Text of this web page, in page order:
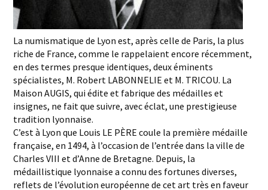
La numismatique de Lyon est, après celle de Paris, la plus
riche de France, comme le rappelaient encore récemment,
en des termes presque identiques, deux éminents
spécialistes, M. Robert LABONNELIE et M. TRICOU. La
Maison AUGIS, qui édite et fabrique des médailles et
insignes, ne fait que suivre, avec éclat, une prestigieuse
tradition lyonnaise.
C’est à Lyon que Louis LE PÈRE coule la première médaille
française, en 1494, à l’occasion de l’entrée dans la ville de
Charles VIII et d’Anne de Bretagne. Depuis, la
médaillistique lyonnaise a connu des fortunes diverses,
reflets de l’évolution européenne de cet art très en faveur